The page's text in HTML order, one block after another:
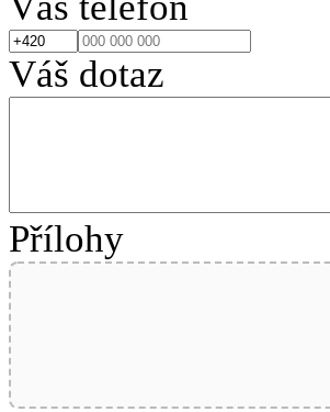
Váš dotaz
Přílohy